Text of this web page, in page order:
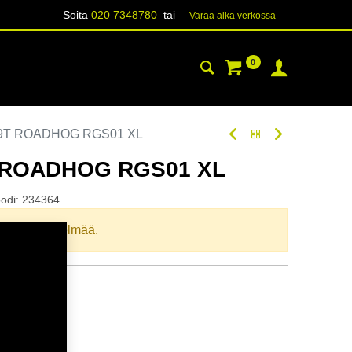
Soita 020 7348780tai Varaa aika verk​​​​ossa
0
ROADHOG RGS01 XL
RGS01 XL
234364
yhdistelmää.